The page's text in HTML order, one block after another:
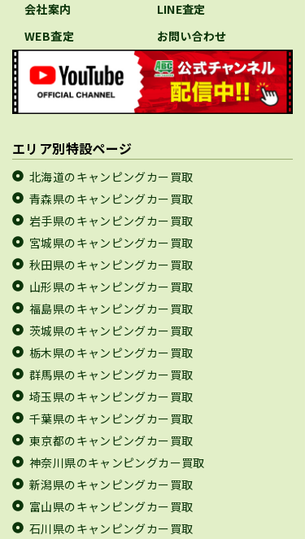
会社案内
LINE査定
WEB査定
お問い合わせ
エリア別特設ページ
北海道のキャンピングカー買取
青森県のキャンピングカー買取
岩手県のキャンピングカー買取
宮城県のキャンピングカー買取
秋田県のキャンピングカー買取
山形県のキャンピングカー買取
福島県のキャンピングカー買取
茨城県のキャンピングカー買取
栃木県のキャンピングカー買取
群馬県のキャンピングカー買取
埼玉県のキャンピングカー買取
千葉県のキャンピングカー買取
東京都のキャンピングカー買取
神奈川県のキャンピングカー買取
新潟県のキャンピングカー買取
富山県のキャンピングカー買取
石川県のキャンピングカー買取